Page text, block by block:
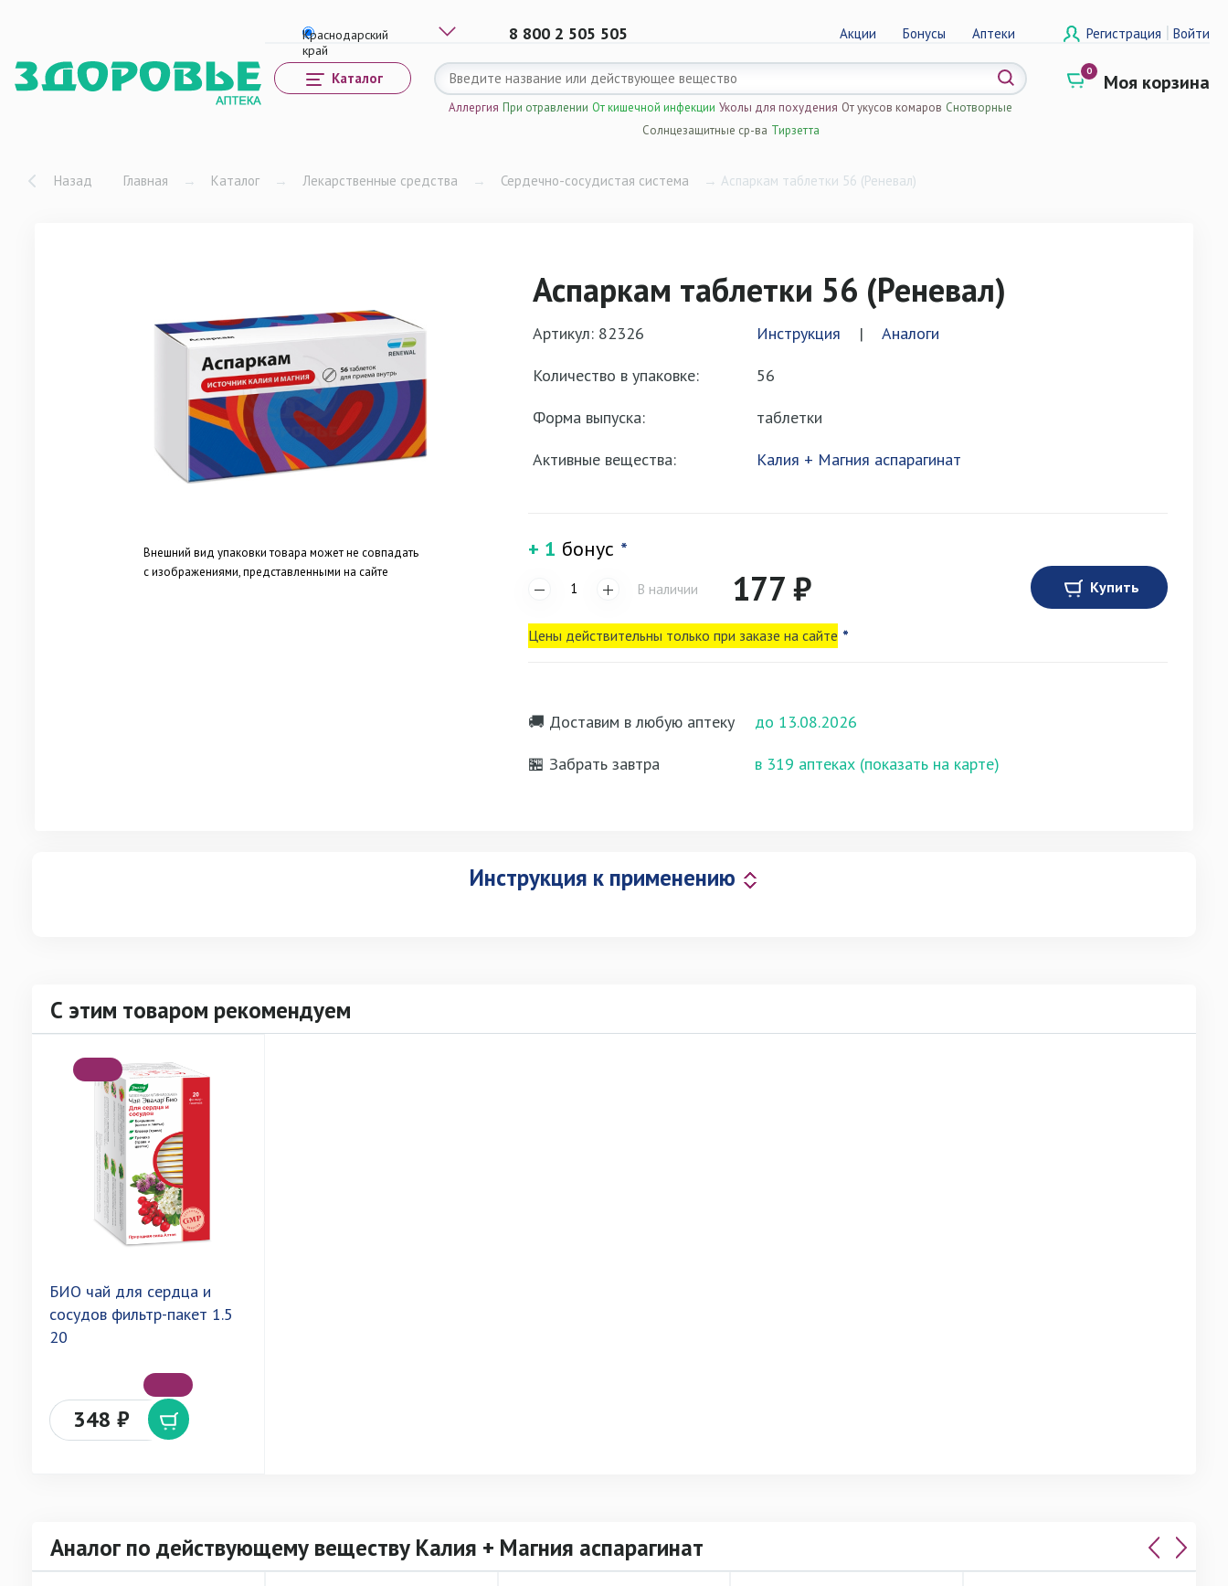
8 800 2 505 505 Акции Бонусы Аптеки Регистрация | Войти
0 Моя корзина
Каталог
Аллергия При отравлении От кишечной инфекции Уколы для похудения От укусов комаров Снотворные
Солнцезащитные ср-ва Тирзетта
Назад Главная → Каталог → Лекарственные средства → Сердечно-сосудистая система → Аспаркам таблетки 56 (Реневал)
Внешний вид упаковки товара может не совпадать
с изображениями, представленными на сайте
Аспаркам таблетки 56 (Реневал)
Артикул: 82326 Инструкция |
Аналоги
Количество в упаковке:
56
Форма выпуска:
таблетки
Активные вещества:
Калия + Магния аспарагинат
+ 1 бонус *
В наличии 177 ₽ Купить
Цены действительны только при заказе на сайте *
🚚 Доставим в любую аптеку
до 13.08.2026
🏪 Забрать завтра
в 319 аптеках (показать на карте)
Инструкция к применению
С этим товаром рекомендуем
БИО чай для сердца и
сосудов фильтр-пакет 1.5
20
348 ₽
Аналог по действующему веществу Калия + Магния аспарагинат